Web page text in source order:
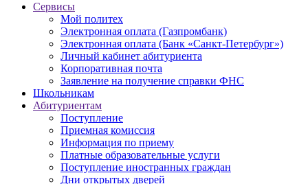
Сервисы
Мой политех
Электронная оплата (Газпромбанк)
Электронная оплата (Банк «Санкт-Петербург»)
Личный кабинет абитуриента
Корпоративная почта
Заявление на получение справки ФНС
Школьникам
Абитуриентам
Поступление
Приемная комиссия
Информация по приему
Платные образовательные услуги
Поступление иностранных граждан
Дни открытых дверей